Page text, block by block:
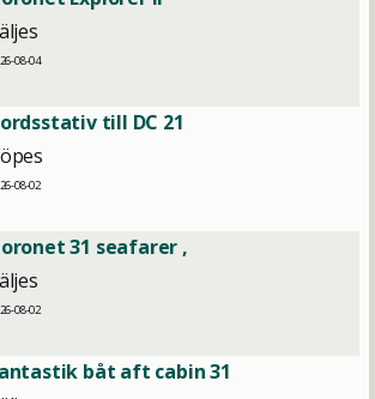
08-04
till DC 21
08-02
31 seafarer ,
08-02
båt aft cabin 31